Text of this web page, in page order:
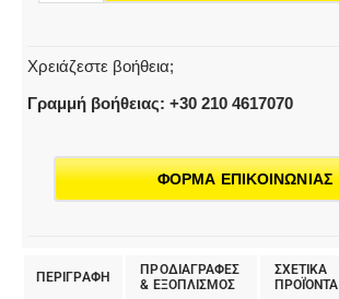
mm,
Τεμάχιο(α)
Χρειάζεστε βοήθεια;
Γραμμή βοήθειας: +30 210 4617070
ΦΟΡΜΑ ΕΠΙΚΟΙΝΩΝΙΑΣ
ΠΕΡΙΓΡΑΦΗ
ΠΡΟΔΙΑΓΡΑΦΕΣ
& EΞΟΠΛΙΣΜΟΣ
ΣΧΕΤΙΚΑ
ΠΡΟΪΌΝΤΑ